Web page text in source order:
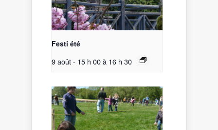
Festi été
9 août - 15 h 00à 16 h 30